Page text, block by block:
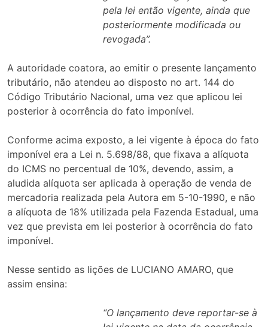
pela lei então vigente, ainda que
posteriormente modificada ou
revogada”.
A autoridade coatora, ao emitir o presente lançamento
tributário, não atendeu ao disposto no art. 144 do
Código Tributário Nacional, uma vez que aplicou lei
posterior à ocorrência do fato imponível.
Conforme acima exposto, a lei vigente à época do fato
imponível era a Lei n. 5.698/88, que fixava a alíquota
do ICMS no percentual de 10%, devendo, assim, a
aludida alíquota ser aplicada à operação de venda de
mercadoria realizada pela Autora em 5-10-1990, e não
a alíquota de 18% utilizada pela Fazenda Estadual, uma
vez que prevista em lei posterior à ocorrência do fato
imponível.
Nesse sentido as lições de LUCIANO AMARO, que
assim ensina:
“O lançamento deve reportar-se à